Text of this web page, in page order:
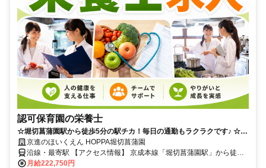
認可保育園の栄養士
☆堀切菖蒲園駅から徒歩5分の駅チカ！毎日の通勤もラクラクです♪ ☆年
間休日120日以上！お休みたっぷりでプライベートも充実します★
☆2025年度よりバースデー休暇導入！働きやすい環境づくりに注力して
います◎ ☆正社員登用制度あり！キャリアアップを目指して長く働ける
京進のほいくえん HOPPA堀切菖蒲園
沿線・最寄駅 【アクセス情報】 京成本線「堀切菖蒲園駅」から徒歩5
分 【車通勤】 不可
月給222,750円